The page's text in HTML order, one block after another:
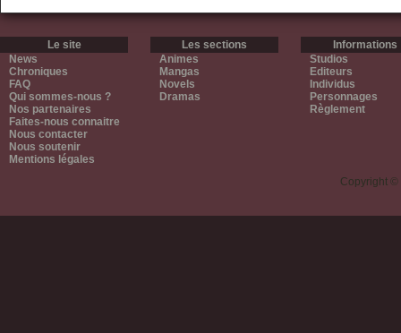
Le site
News
Chroniques
FAQ
Qui sommes-nous ?
Nos partenaires
Faites-nous connaitre
Nous contacter
Nous soutenir
Mentions légales
Les sections
Animes
Mangas
Novels
Dramas
Informations
Studios
Editeurs
Individus
Personnages
Règlement
Copyright ©